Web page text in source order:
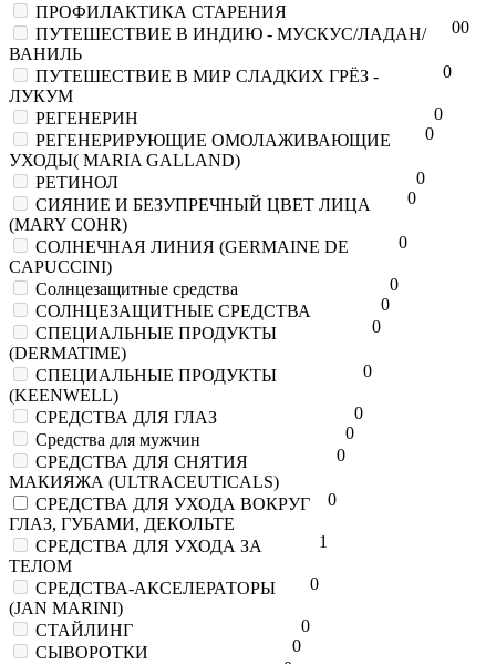
0
ПРОФИЛАКТИКА СТАРЕНИЯ
0
ПУТЕШЕСТВИЕ В ИНДИЮ - МУСКУС/ЛАДАН/
ВАНИЛЬ
0
ПУТЕШЕСТВИЕ В МИР СЛАДКИХ ГРЁЗ -
ЛУКУМ
0
РЕГЕНЕРИН
0
РЕГЕНЕРИРУЮЩИЕ ОМОЛАЖИВАЮЩИЕ
УХОДЫ( MARIA GALLAND)
0
РЕТИНОЛ
0
СИЯНИЕ И БЕЗУПРЕЧНЫЙ ЦВЕТ ЛИЦА
(MARY COHR)
0
СОЛНЕЧНАЯ ЛИНИЯ (GERMAINE DE
CAPUCCINI)
0
Солнцезащитные средства
0
СОЛНЦЕЗАЩИТНЫЕ СРЕДСТВА
0
СПЕЦИАЛЬНЫЕ ПРОДУКТЫ
(DERMATIME)
0
СПЕЦИАЛЬНЫЕ ПРОДУКТЫ
(KEENWELL)
0
СРЕДСТВА ДЛЯ ГЛАЗ
0
Средства для мужчин
0
СРЕДСТВА ДЛЯ СНЯТИЯ
МАКИЯЖА (ULTRACEUTICALS)
0
СРЕДСТВА ДЛЯ УХОДА ВОКРУГ
ГЛАЗ, ГУБАМИ, ДЕКОЛЬТЕ
1
СРЕДСТВА ДЛЯ УХОДА ЗА
ТЕЛОМ
0
СРЕДСТВА-АКСЕЛЕРАТОРЫ
(JAN MARINI)
0
СТАЙЛИНГ
0
СЫВОРОТКИ